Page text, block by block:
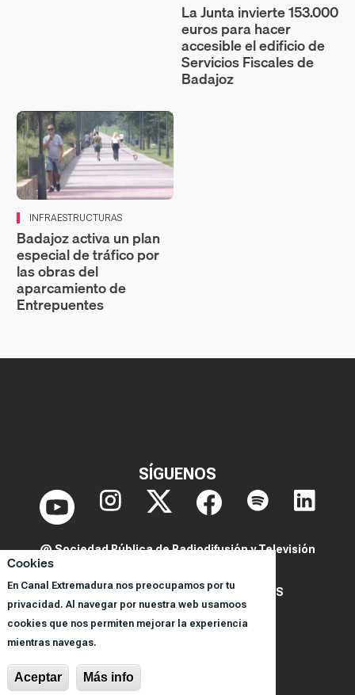
Cookies
En Canal Extremadura nos preocupamos por tu
privacidad. Al navegar por nuestra web usamoos
cookies que nos permiten mejorar la experiencia
mientras navegas.
Aceptar Más info
La Junta invierte 153.000
euros para hacer
accesible el edificio de
Servicios Fiscales de
Badajoz
INFRAESTRUCTURAS
Badajoz activa un plan
especial de tráfico por
las obras del
aparcamiento de
Entrepuentes
SÍGUENOS
@ Sociedad Pública de Radiodifusión y Televisión
POLITICA DE PRIVACIDAD Y COOKIES